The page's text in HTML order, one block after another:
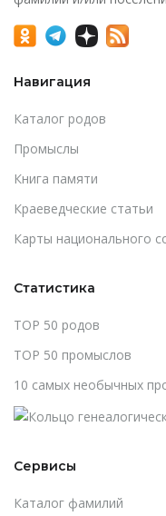
Навигация
Каталог родов
Промыслы
Книга памяти
Краеведческие статьи
Карты национального
Статистика
TOP 50 родов
TOP 50 промыслов
10 самых необычных
Сервисы
Каталог фамилий